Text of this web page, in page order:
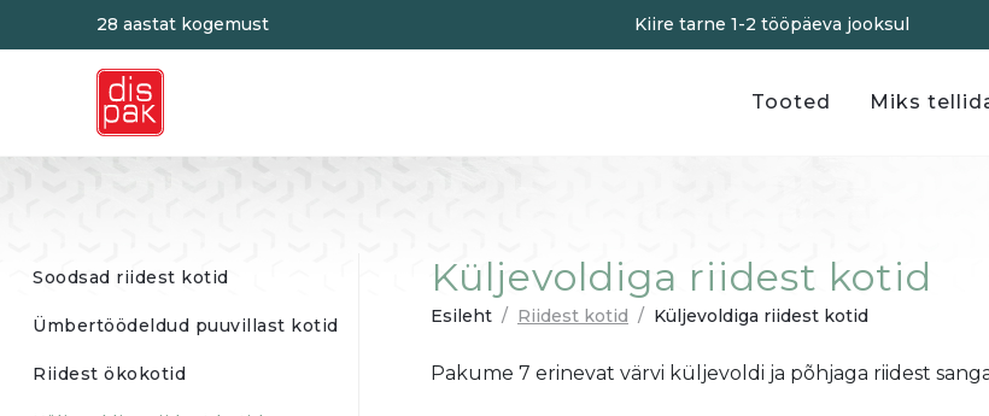
28 aastat kogemust Kiire tarne 1-2 tööpäeva jooksul
Tooted Miks
Küljevoldiga riidest kotid
Esileht / Riidest kotid / Küljevoldiga riidest kotid
Pakume 7 erinevat värvi küljevoldi ja põhjaga riidest
Soodsad riidest kotid
Ümbertöödeldud puuvillast kotid
Riidest ökokotid